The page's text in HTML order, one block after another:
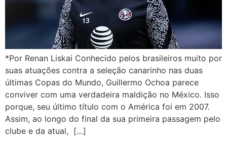
*Por Renan Liskai Conhecido pelos brasileiros muito por
suas atuações contra a seleção canarinho nas duas
últimas Copas do Mundo, Guillermo Ochoa parece
conviver com uma verdadeira maldição no México. Isso
porque, seu último título com o América foi em 2007.
Assim, ao longo do final da sua primeira passagem pelo
clube e da atual, […]